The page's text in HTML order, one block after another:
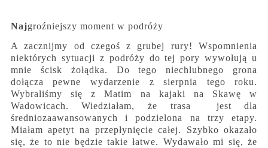
Najgroźniejszy moment w podróży
A zacznijmy od czegoś z grubej rury! Wspomnienia
niektórych sytuacji z podróży do tej pory wywołują u
mnie ścisk żołądka. Do tego niechlubnego grona
dołącza pewne wydarzenie z sierpnia tego roku.
Wybraliśmy się z Matim na kajaki na Skawę w
Wadowicach. Wiedziałam, że trasa jest dla
średniozaawansowanych i podzielona na trzy etapy.
Miałam apetyt na przepłynięcie całej. Szybko okazało
się, że to nie będzie takie łatwe. Wydawało mi się, że